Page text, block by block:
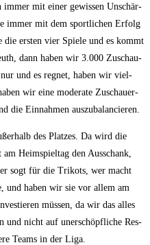
immer mit einer gewis­sen Unschär­
immer mit dem sport­li­chen Erfolg
ers­ten vier Spie­le und es kommt
dann haben wir 3.000 Zuschau­
und es reg­net, haben wir viel­
wir eine mode­ra­te Zuschau­er­
die Ein­nah­men auszubalancieren.
des Plat­zes. Da wird die
Heim­spiel­tag den Aus­schank,
sogt für die Tri­kots, wer macht
und haben wir sie vor allem am
müs­sen, da wir das alles
und nicht auf uner­schöpf­li­che Res­
Teams in der Liga.